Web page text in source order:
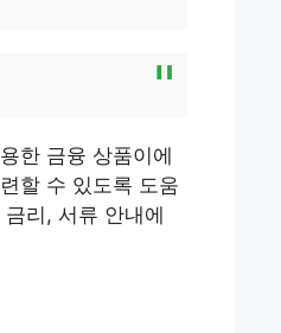
한 금융 상품이에
할 수 있도록 도움
리, 서류 안내에